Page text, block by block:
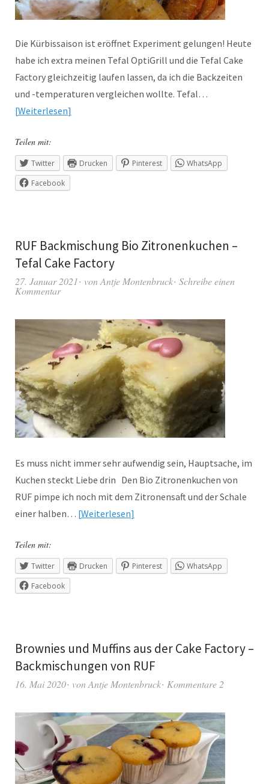
Die Kürbissaison ist eröffnet Experiment gelungen! Heute
habe ich extra meinen Tefal OptiGrill und die Tefal Cake
Factory gleichzeitig laufen lassen, da ich die Backzeiten
und -temperaturen vergleichen wollte. Tefal…
Weiterlesen
Teilen mit:
Twitter Drucken Pinterest
WhatsApp
Facebook
RUF Backmischung Bio Zitronenkuchen –
Tefal Cake Factory
27. Januar 2021 vonAntje Montenbruck Schreibe einen
Kommentar
Es muss nicht immer sehr aufwendig sein, Hauptsache, im
Kuchen steckt Liebe drin Den Bio Zitronenkuchen von
RUF pimpe ich noch mit dem Zitronensaft und der Schale
einer halben… Weiterlesen
Teilen mit:
Twitter Drucken Pinterest
WhatsApp
Facebook
Brownies und Muffins aus der Cake Factory –
Backmischungen von RUF
16. Mai 2020 vonAntje Montenbruck Kommentare 2